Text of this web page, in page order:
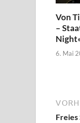
Von
–
6. Mai
Freies